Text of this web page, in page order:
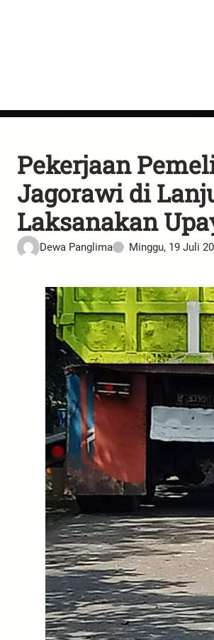
Pekerjaan
Jagorawi di
Laksanakan
Dewa Panglima Minggu, 19 Juli